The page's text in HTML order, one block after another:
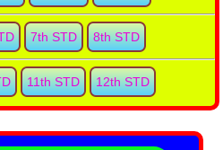
7th STD 8th STD
11th STD 12th STD